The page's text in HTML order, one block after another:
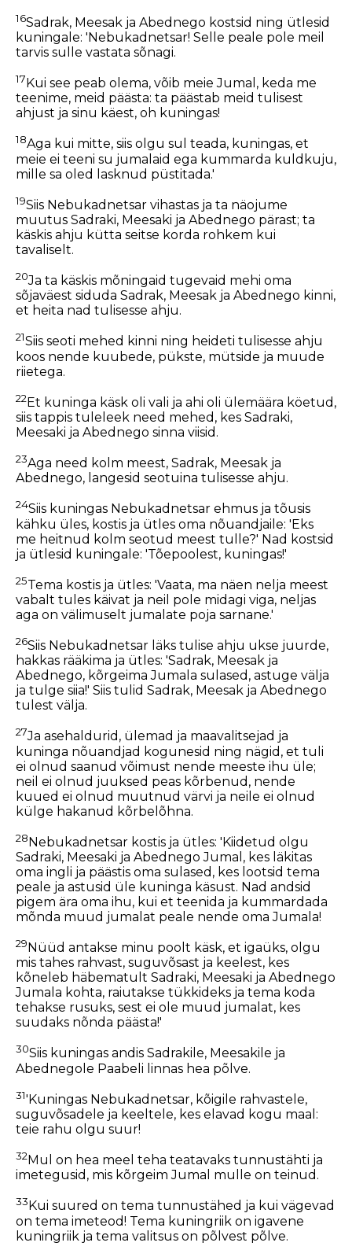
16Sadrak, Meesak ja Abednego kostsid ning ütlesid
kuningale: 'Nebukadnetsar! Selle peale pole meil
tarvis sulle vastata sõnagi.
17 Kui see peab olema, võib meie Jumal, keda me
teenime, meid päästa: ta päästab meid tulisest
ahjust ja sinu käest, oh kuningas!
18Aga kui mitte, siis olgu sul teada, kuningas, et
meie ei teeni su jumalaid ega kummarda kuldkuju,
mille sa oled lasknud püstitada.'
19Siis Nebukadnetsar vihastas ja ta näojume
muutus Sadraki, Meesaki ja Abednego pärast; ta
käskis ahju kütta seitse korda rohkem kui
tavaliselt.
20Ja ta käskis mõningaid tugevaid mehi oma
sõjaväest siduda Sadrak, Meesak ja Abednego kinni,
et heita nad tulisesse ahju.
21Siis seoti mehed kinni ning heideti tulisesse ahju
koos nende kuubede, pükste, mütside ja muude
riietega.
22Et kuninga käsk oli vali ja ahi oli ülemäära köetud,
siis tappis tuleleek need mehed, kes Sadraki,
Meesaki ja Abednego sinna viisid.
23Aga need kolm meest, Sadrak, Meesak ja
Abednego, langesid seotuina tulisesse ahju.
24Siis kuningas Nebukadnetsar ehmus ja tõusis
kähku üles, kostis ja ütles oma nõuandjaile: 'Eks
me heitnud kolm seotud meest tulle?' Nad kostsid
ja ütlesid kuningale: 'Tõepoolest, kuningas!'
25Tema kostis ja ütles: 'Vaata, ma näen nelja meest
vabalt tules käivat ja neil pole midagi viga, neljas
aga on välimuselt jumalate poja sarnane.'
26Siis Nebukadnetsar läks tulise ahju ukse juurde,
hakkas rääkima ja ütles: 'Sadrak, Meesak ja
Abednego, kõrgeima Jumala sulased, astuge välja
ja tulge siia!' Siis tulid Sadrak, Meesak ja Abednego
tulest välja.
27Ja asehaldurid, ülemad ja maavalitsejad ja
kuninga nõuandjad kogunesid ning nägid, et tuli
ei olnud saanud võimust nende meeste ihu üle;
neil ei olnud juuksed peas kõrbenud, nende
kuued ei olnud muutnud värvi ja neile ei olnud
külge hakanud kõrbelõhna.
28Nebukadnetsar kostis ja ütles: 'Kiidetud olgu
Sadraki, Meesaki ja Abednego Jumal, kes läkitas
oma ingli ja päästis oma sulased, kes lootsid tema
peale ja astusid üle kuninga käsust. Nad andsid
pigem ära oma ihu, kui et teenida ja kummardada
mõnda muud jumalat peale nende oma Jumala!
29 Nüüd antakse minu poolt käsk, et igaüks, olgu
mis tahes rahvast, suguvõsast ja keelest, kes
kõneleb häbematult Sadraki, Meesaki ja Abednego
Jumala kohta, raiutakse tükkideks ja tema koda
tehakse rusuks, sest ei ole muud jumalat, kes
suudaks nõnda päästa!'
30Siis kuningas andis Sadrakile, Meesakile ja
Abednegole Paabeli linnas hea põlve.
31'Kuningas Nebukadnetsar, kõigile rahvastele,
suguvõsadele ja keeltele, kes elavad kogu maal:
teie rahu olgu suur!
32 Mul on hea meel teha teatavaks tunnustähti ja
imetegusid, mis kõrgeim Jumal mulle on teinud.
33 Kui suured on tema tunnustähed ja kui vägevad
on tema imeteod! Tema kuningriik on igavene
kuningriik ja tema valitsus on põlvest põlve.